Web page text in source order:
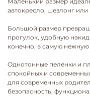
автокресло, шезлонг
Большой размер
прогулок, удобную
конечно, в самую
Однотонные пелёнки и
спокойных и
для современных
безопасность,